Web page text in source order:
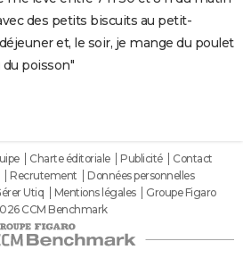
des petits biscuits au petit-
et, le soir, je mange du poulet
poisson"
Charte éditoriale Publicité
Contact
Recrutement
Données personnelles
Utiq Mentions légales
Groupe Figaro
CCM Benchmark